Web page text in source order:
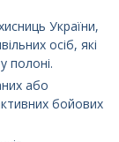
України,
осіб, які
полоні.
або
бойових